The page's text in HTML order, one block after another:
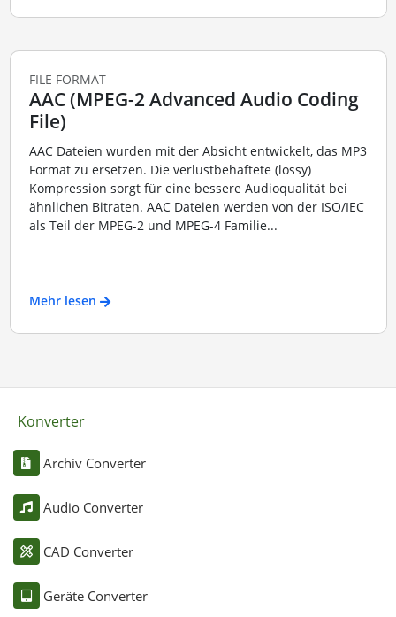
FILE FORMAT
AAC (MPEG-2 Advanced Audio Coding
File)
AAC Dateien wurden mit der Absicht entwickelt, das MP3
Format zu ersetzen. Die verlustbehaftete (lossy)
Kompression sorgt für eine bessere Audioqualität bei
ähnlichen Bitraten. AAC Dateien werden von der ISO/IEC
als Teil der MPEG-2 und MPEG-4 Familie...
Mehr lesen
Konverter
Archiv Converter
Audio Converter
CAD Converter
Geräte Converter